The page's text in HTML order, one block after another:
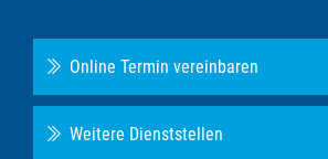
Online Termin vereinbaren
Weitere Dienststellen